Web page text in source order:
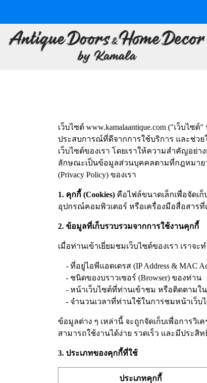
เว็บไซต์ www.kamalaantique.com ("เว็บ
ประสบการณ์ที่ดีจากการใช้บริการ และช่ว
เว็บไซต์ของเรา โดยเราให้ความสำคัญอ
ลักษณะเป็นข้อมูลส่วนบุคคลตามที่กฎหมาย
(Privacy Policy) ของเรา
1. คุกกี้ (Cookies) คือไฟล์ขนาดเล็กเพื่อจัดเ
อุปกรณ์คอมพิวเตอร์ หรือเครื่องมือสื่อสารที่
2. ข้อมูลที่เก็บรวบรวมจากการใช้งานคุกกี้
เมื่อท่านเข้าเยี่ยมชมเว็บไซต์ของเรา เรา
- ที่อยู่ไอพีแอดเดรส (IP Address & MAC
- ชนิดของบราวเซอร์ (Browser) ของท่าน
- หน้าเว็บไซต์ที่ท่านเข้าชม หรือติดตามใน
- จำนวนเวลาที่ท่านใช้ในการชมหน้าเว็บ
ข้อมูลต่าง ๆ เหล่านี้ จะถูกจัดเก็บเพื่อการวิ
สามารถใช้งานได้ง่าย รวดเร็ว และมีประ
3. ประเภทของคุกกี้ที่ใช้
ประเภทคุกกี้